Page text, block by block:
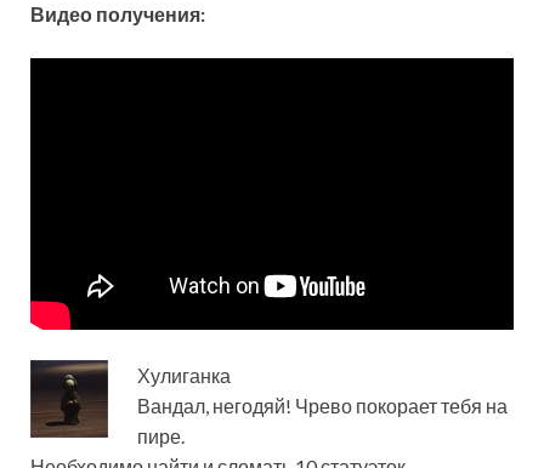
Видео получения:
Хулиганка
Вандал, негодяй! Чрево покорает тебя на
пире.